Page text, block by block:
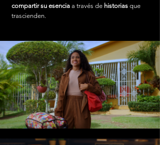
compartir su esencia a través de historias que
trascienden.